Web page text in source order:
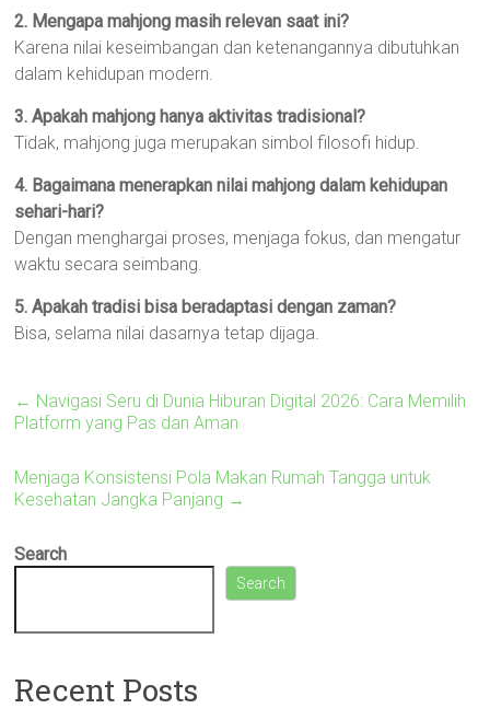
2. Mengapa mahjong masih relevan saat ini?
Karena nilai keseimbangan dan ketenangannya dibutuhkan
dalam kehidupan modern.
3. Apakah mahjong hanya aktivitas tradisional?
Tidak, mahjong juga merupakan simbol filosofi hidup.
4. Bagaimana menerapkan nilai mahjong dalam kehidupan
sehari-hari?
Dengan menghargai proses, menjaga fokus, dan mengatur
waktu secara seimbang.
5. Apakah tradisi bisa beradaptasi dengan zaman?
Bisa, selama nilai dasarnya tetap dijaga.
← Navigasi Seru di Dunia Hiburan Digital 2026: Cara Memilih
Platform yang Pas dan Aman
Menjaga Konsistensi Pola Makan Rumah Tangga untuk
Kesehatan Jangka Panjang →
Search
Search
Recent Posts